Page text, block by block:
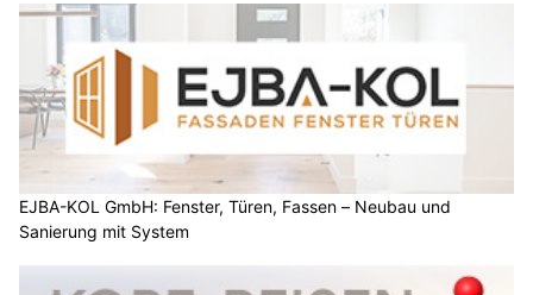
EJBA-KOL GmbH: Fenster, Türen, Fassen – Neubau und
Sanierung mit System